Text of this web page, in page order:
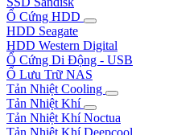
Ổ Cứng HDD
HDD Seagate
HDD Western Digital
Ổ Cứng Di Động - USB
Ổ Lưu Trữ NAS
Tản Nhiệt Cooling
Tản Nhiệt Khí
Tản Nhiệt Khí Noctua
Tản Nhiệt Khí Deepcool